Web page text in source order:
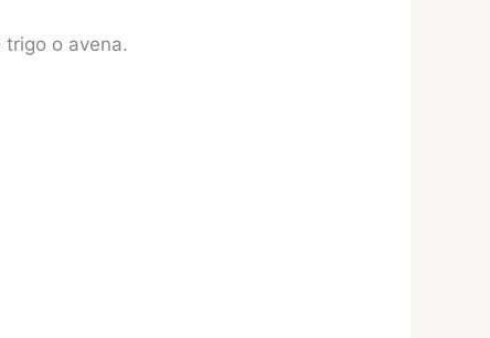
o avena.